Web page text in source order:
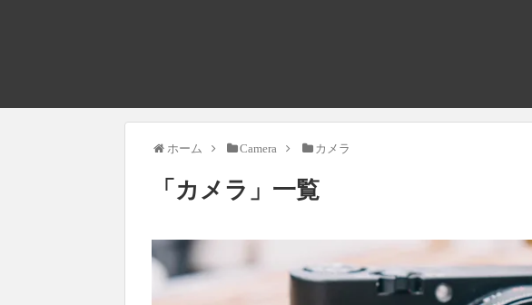
ホーム Camera カメラ
「 カメラ 」 一覧